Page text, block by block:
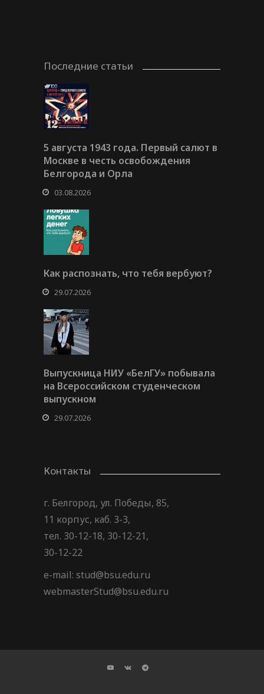
Последние статьи
5 августа 1943 года. Первый салют в
Москве в честь освобождения
Белгорода и Орла
03.08.2026
Как распознать, что тебя вербуют?
29.07.2026
Выпускница НИУ «БелГУ» побывала
на Всероссийском студенческом
выпускном
29.07.2026
Контакты
г. Белгород, ул. Победы, 85,
11 корпус, каб. 3-3,
тел. 30-12-18, 30-12-21,
30-12-22
e-mail: stud@bsu.edu.ru
webmasterStud@bsu.edu.ru